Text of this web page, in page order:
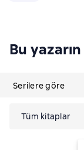
Bu
Serilere göre
Tüm kitaplar